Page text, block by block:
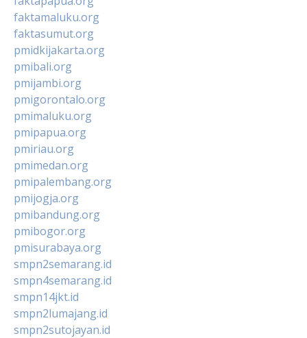
faktamaluku.org
faktasumut.org
pmidkijakarta.org
pmibali.org
pmijambi.org
pmigorontalo.org
pmimaluku.org
pmipapua.org
pmiriau.org
pmimedan.org
pmipalembang.org
pmijogja.org
pmibandung.org
pmibogor.org
pmisurabaya.org
smpn2semarang.id
smpn4semarang.id
smpn14jkt.id
smpn2lumajang.id
smpn2sutojayan.id